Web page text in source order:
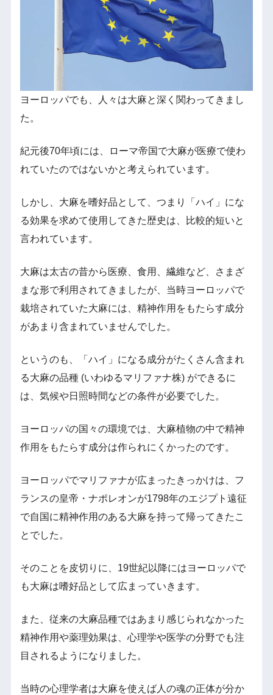
ヨーロッパでも、人々は大麻と深く関わってきまし
た。
紀元後70年頃には、ローマ帝国で大麻が医療で使わ
れていたのではないかと考えられています。
しかし、大麻を嗜好品として、つまり「ハイ」にな
る効果を求めて使用してきた歴史は、比較的短いと
言われています。
大麻は太古の昔から医療、食用、繊維など、さまざ
まな形で利用されてきましたが、当時ヨーロッパで
栽培されていた大麻には、精神作用をもたらす成分
があまり含まれていませんでした。
というのも、「ハイ」になる成分がたくさん含まれ
る大麻の品種 (いわゆるマリファナ株) ができるに
は、気候や日照時間などの条件が必要でした。
ヨーロッパの国々の環境では、大麻植物の中で精神
作用をもたらす成分は作られにくかったのです。
ヨーロッパでマリファナが広まったきっかけは、フ
ランスの皇帝・ナポレオンが1798年のエジプト遠征
で自国に精神作用のある大麻を持って帰ってきたこ
とでした。
そのことを皮切りに、19世紀以降にはヨーロッパで
も大麻は嗜好品として広まっていきます。
また、従来の大麻品種ではあまり感じられなかった
精神作用や薬理効果は、心理学や医学の分野でも注
目されるようになりました。
当時の心理学者は大麻を使えば人の魂の正体が分か